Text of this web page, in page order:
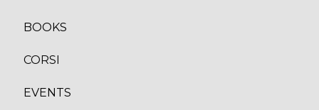
BOOKS
CORSI
EVENTS